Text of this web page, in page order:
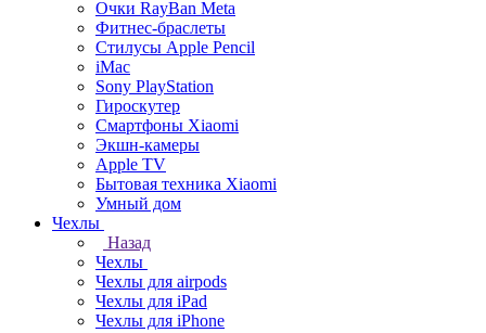
Очки RayBan Meta
Фитнес-браслеты
Стилусы Apple Pencil
iMac
Sony PlayStation
Гироскутер
Смартфоны Xiaomi
Экшн-камеры
Apple TV
Бытовая техника Xiaomi
Умный дом
Чехлы
Назад
Чехлы
Чехлы для airpods
Чехлы для iPad
Чехлы для iPhone